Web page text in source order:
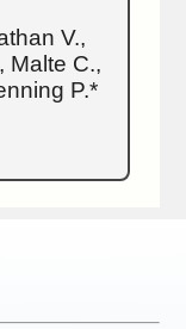
V.,
Malte C.,
P.*